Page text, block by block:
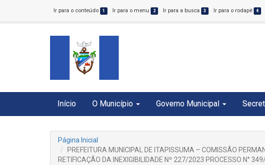
Ir para o conteúdo 1 Ir para o menu 2 Ir para a busca 3 Ir para o rodapé 4
Início O Município Governo Municipal
Página Inicial
PREFEITURA MUNICIPAL DE ITAPISSUMA – COMISSÃO
RETIFICAÇÃO DA INEXIGIBILIDADE Nº 227/2023 PROCESSO N°